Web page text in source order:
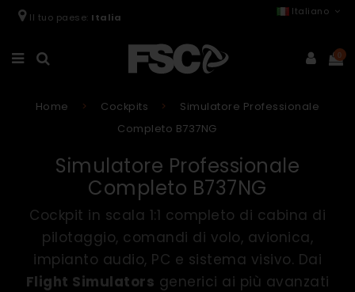
Il tuo paese: Italia
Italiano
0
Home Cockpits
Simulatore Professionale
Completo B737NG
Simulatore Professionale
Completo B737NG
Cockpit in scala 1:1 completo di cabina di
pilotaggio, comandi di volo, avionica,
impianto audio, PC e sistema visivo. Dai
Flight Simulators generici ai più avanzati